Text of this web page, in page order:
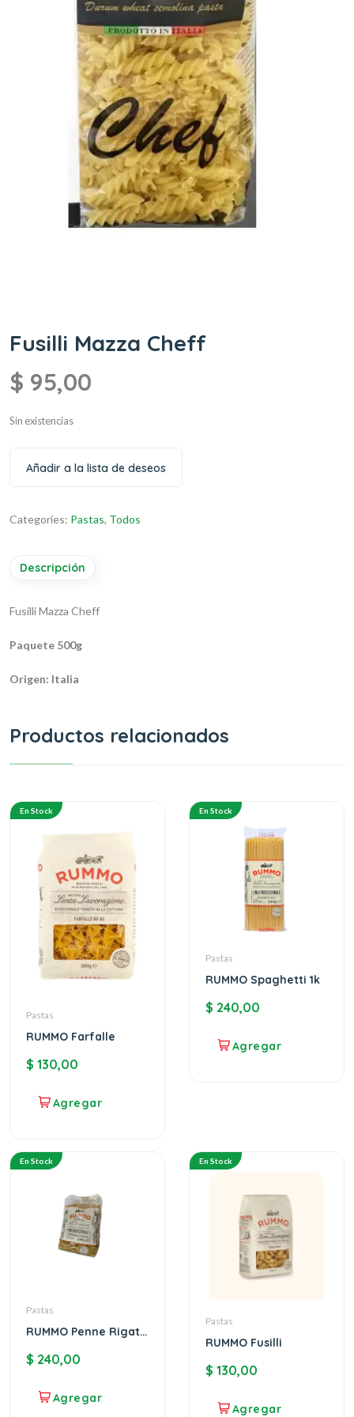
Fusilli Mazza Cheff
$ 95,00
Sin existencias
Añadir a la lista de deseos
Categories: Pastas, Todos
Descripción
Fusilli Mazza Cheff
Paquete 500g
Origen: Italia
Productos relacionados
En Stock
Pastas
RUMMO Farfalle
$ 130,00
En Stock
Pastas
RUMMO Spaghetti 1k
$ 240,00
En Stock
Pastas
RUMMO Penne Rigate
$ 240,00
En Stock
Pastas
RUMMO Fusilli
$ 130,00